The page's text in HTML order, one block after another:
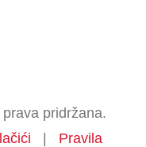
pridržana.
| Pravila